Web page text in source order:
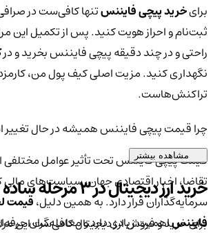
برایخرید پیچی فایننستنها کافی‌ست در صرافی
ثبت‌نام و احراز هویت کنید. پس از تکمیل این
راحتی و در چند دقیقه پیچی فایننس بخرید و در
نگهداری کنید. مزیت اصلی کیف پول من،
تراکنش‌هاست.
چرا قیمت پیچی فایننس همیشه در حال تغییر
قیمت پیچی فایننس تحت تأثیر عوامل مختلفی
تقاضا، اخبار اقتصادی جهان، سیاست‌های مالی
سرمایه‌گذاران قرار دارد. به همین دلیل،قیمت
فایننساهمیت زیادی دارد و معامله‌گران
مشاهده بیشتر
خرید ارز دیجیتال در 3 مرحله ساده
برای خرید و فروش ارز دیجیتال کافی‌ست این